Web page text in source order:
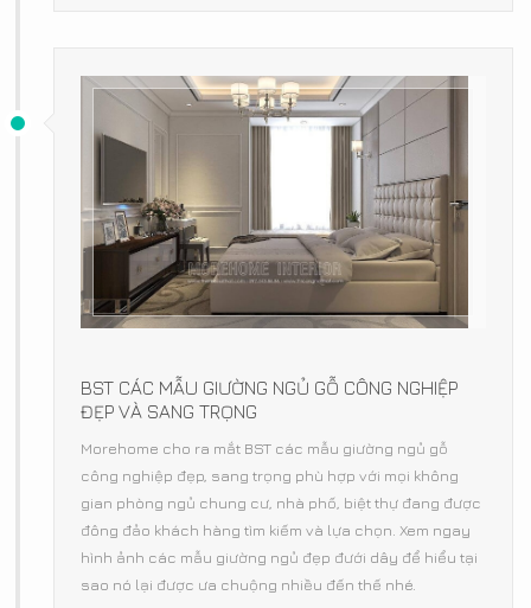
BST CÁC MẪU GIƯỜNG NGỦ GỖ CÔNG NGHIỆP
ĐẸP VÀ SANG TRỌNG
Morehome cho ra mắt BST các mẫu giường ngủ gỗ
công nghiệp đẹp, sang trọng phù hợp với mọi không
gian phòng ngủ chung cư, nhà phố, biệt thự đang được
đông đảo khách hàng tìm kiếm và lựa chọn. Xem ngay
hình ảnh các mẫu giường ngủ đẹp đưới dây để hiểu tại
sao nó lại được ưa chuộng nhiều đến thế nhé.